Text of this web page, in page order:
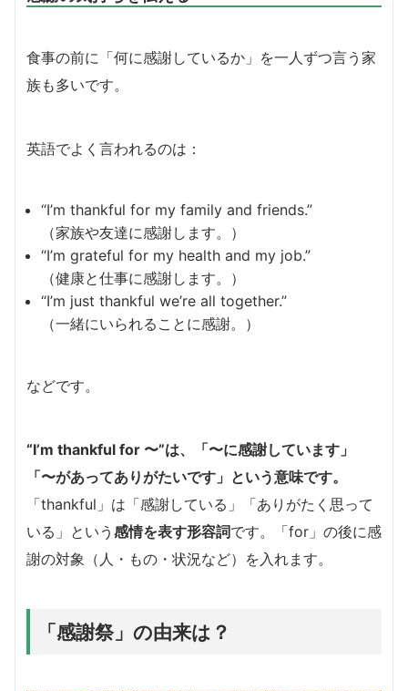
食事の前に「何に感謝しているか」を一人ずつ言う家
族も多いです。
英語でよく言われるのは：
“I’m thankful for my family and friends.”
（家族や友達に感謝します。）
“I’m grateful for my health and my job.”
（健康と仕事に感謝します。）
“I’m just thankful we’re all together.”
（一緒にいられることに感謝。）
などです。
“I’m thankful for 〜”は、「〜に感謝しています」
「〜があってありがたいです」という意味です。
「thankful」は「感謝している」「ありがたく思って
いる」という 感情を表す形容詞です。「for」の後に感
謝の対象（人・もの・状況など）を入れます。
「感謝祭」の由来は？